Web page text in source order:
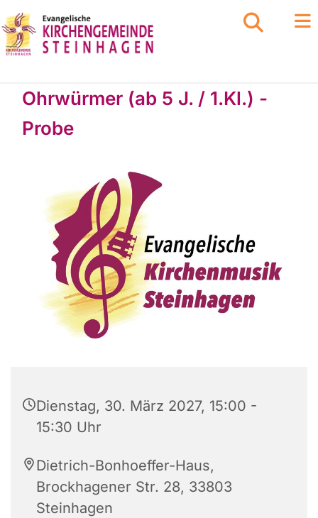
Ohrwürmer (ab 5 J. / 1.Kl.) -
Probe
Dienstag, 30. März 2027, 15:00 -
15:30 Uhr
Dietrich-Bonhoeffer-Haus,
Brockhagener Str. 28, 33803
Steinhagen